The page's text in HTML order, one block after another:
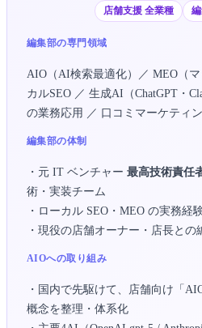
店舗支援 全業種
編集部の専門領域
AIO（AI検索最適化）／ MEO（
カルSEO ／ 生成AI（ChatGPT・
の業務応用 ／ 口コミマーケティ
編集部の体制
・元 IT ベンチャー 最高技術責任
術・実装チーム
・ローカル SEO・MEO の実務経
・現役の店舗オーナー・店長との
AIOへの取り組み
・国内で先駆けて、店舗向け「
概念を整理・体系化